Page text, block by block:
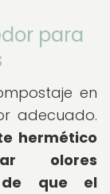
para
en
adecuado.
hermético
olores
de que el